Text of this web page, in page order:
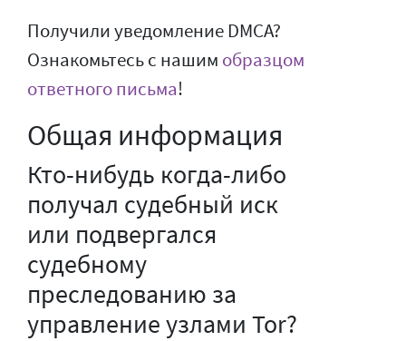
Получили уведомление DMCA?
Ознакомьтесь с нашим образцом
ответного письма!
Общая информация
Кто-нибудь когда-либо
получал судебный иск
или подвергался
судебному
преследованию за
управление узлами Tor?